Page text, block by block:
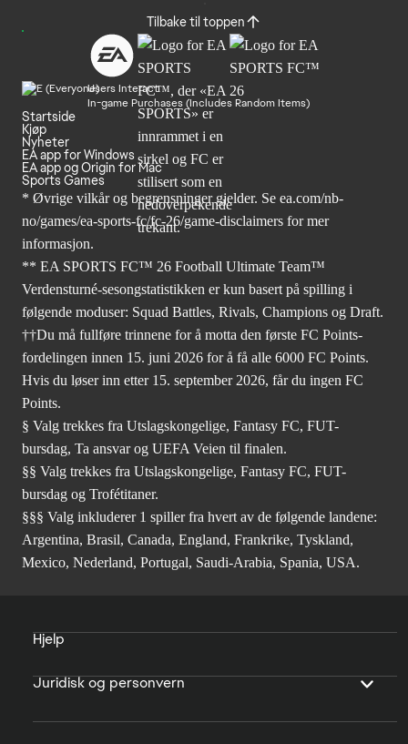
Tilbake til toppen
Users Interact
In-game Purchases (Includes Random Items)
Startside
Kjøp
Nyheter
EA app for Windows
EA app og Origin for Mac
Sports Games
* Øvrige vilkår og begrensninger gjelder. Se ea.com/nb-
no/games/ea-sports-fc/fc-26/game-disclaimers for mer
informasjon.
** EA SPORTS FC™ 26 Football Ultimate Team™
Verdensturné-sesongstatistikken er kun basert på spilling i
følgende moduser: Squad Battles, Rivals, Champions og Draft.
††Du må fullføre trinnene for å motta den første FC Points-
fordelingen innen 15. juni 2026 for å få alle 6000 FC Points.
Hvis du løser inn etter 15. september 2026, får du ingen FC
Points.
§ Valg trekkes fra Utslagskongelige, Fantasy FC, FUT-
bursdag, Ta ansvar og UEFA Veien til finalen.
§§ Valg trekkes fra Utslagskongelige, Fantasy FC, FUT-
bursdag og Trofétitaner.
§§§ Valg inkluderer 1 spiller fra hvert av de følgende landene:
Argentina, Brasil, Canada, England, Frankrike, Tyskland,
Mexico, Nederland, Portugal, Saudi-Arabia, Spania, USA.
Hjelp
Juridisk og personvern